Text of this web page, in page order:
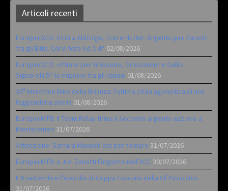
Articoli recenti
Europei XCO: titoli a Aldridge, Frei e Hutter. Argento per Zanotti
tra gli Elite. Corvi fora ed è 4^ 02/08/2026
Europei XCO: vittorie per Ghibaudo, Grossmann e Gallis.
Signorelli 5^ la migliore tra gli italiani 01/08/2026
35ª Marathon Bike della Brianza: l’ultima sfida agonistica di una
leggendaria storia 01/08/2026
Europei MTB: il Team Relay firma il secondo argento azzurro a
Monteceneri 31/07/2026
Attenzione: Samara Maxwell sta per tornare 31/07/2026
Europei MTB: a Juri Zanotti l’argento nell’XCC 30/07/2026
Il 6 settembre l’esordio di Coppa Toscana della Gf Pinocchio
31/07/2026